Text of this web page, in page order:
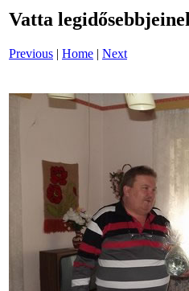
Vatta
Previous | Home | Next